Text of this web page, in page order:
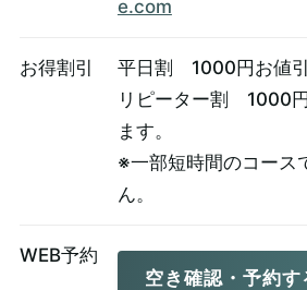
e.com
お得割引
平日割 1000円お値引
リピーター割 1000
ます。
※一部短時間のコース
ん。
WEB予約
空き確認・予約す